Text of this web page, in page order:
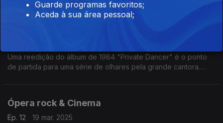
Genius, Ryan Adams, Lady Gaga e Marianne Faithfull.
Uma reedição do álbum de 1984 "Private Dancer" é o ponto
de partida para uma série de olhares pela grande cantora.
Ópera rock & Cinema
Ep. 12
19 mar. 2025
Guarde programas favoritos;
Aceda à sua área pessoal;